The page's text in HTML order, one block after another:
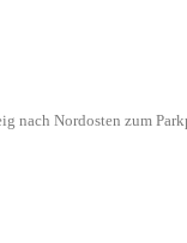
nach Nordosten zum